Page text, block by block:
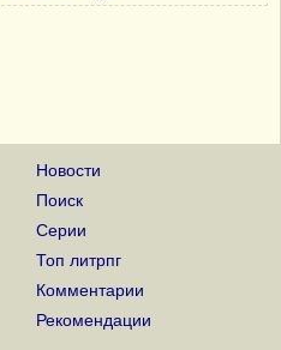
Новости
Поиск
Серии
Топ литрпг
Комментарии
Рекомендации